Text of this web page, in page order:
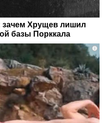
зачем Хрущев лишил
базы Порккала
i